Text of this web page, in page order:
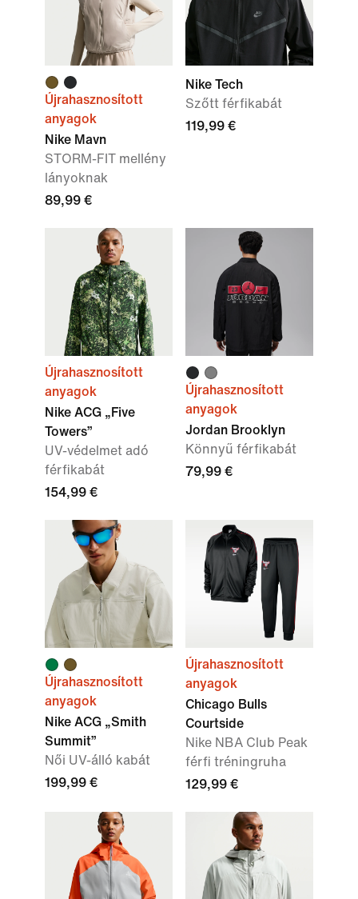
Újrahasznosított
anyagok
Nike Mavn
STORM-FIT mellény
lányoknak
89,99 €
Nike Tech
Szőtt férfikabát
119,99 €
Újrahasznosított
anyagok
Nike ACG „Five
Towers”
UV-védelmet adó
férfikabát
154,99 €
Újrahasznosított
anyagok
Jordan Brooklyn
Könnyű férfikabát
79,99 €
Újrahasznosított
anyagok
Nike ACG „Smith
Summit”
Női UV-álló kabát
199,99 €
Újrahasznosított
anyagok
Chicago Bulls
Courtside
Nike NBA Club Peak
férfi tréningruha
129,99 €